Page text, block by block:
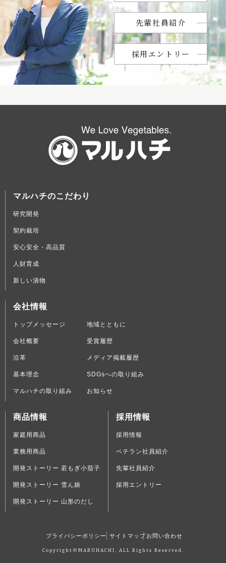
先輩社員紹介
採用エントリー
マルハチのこだわり
研究開発
契約栽培
安心安全・高品質
人財育成
新しい漬物
会社情報
トップメッセージ
会社概要
沿革
基本理念
マルハチの取り組み
地域とともに
受賞履歴
メディア掲載履歴
SDGsへの取り組み
お知らせ
商品情報
家庭用商品
業務用商品
開発ストーリー 若もぎ小茄子
開発ストーリー 雪ん娘
開発ストーリー 山形のだし
採用情報
採用情報
ベテラン社員紹介
先輩社員紹介
採用エントリー
プライバシーポリシー サイトマップお問い合わせ
Copyright©MARUHACHI, ALL Rights Reserved.